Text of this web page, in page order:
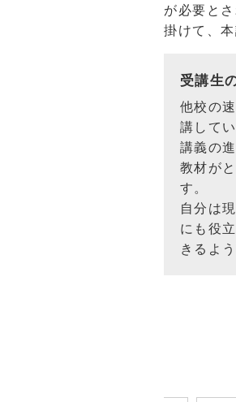
が必要と
掛けて、
受講生
他校の
講してい
講義の
教材が
す。
自分は
にも役
きるよ